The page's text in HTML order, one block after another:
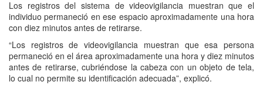
Los registros del sistema de videovigilancia muestran que el
individuo permaneció en ese espacio aproximadamente una hora
con diez minutos antes de retirarse.
“Los registros de videovigilancia muestran que esa persona
permaneció en el área aproximadamente una hora y diez minutos
antes de retirarse, cubriéndose la cabeza con un objeto de tela,
lo cual no permite su identificación adecuada”, explicó.